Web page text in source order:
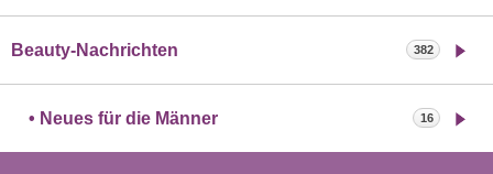
Beauty-Nachrichten 382
Neues für die Männer 16